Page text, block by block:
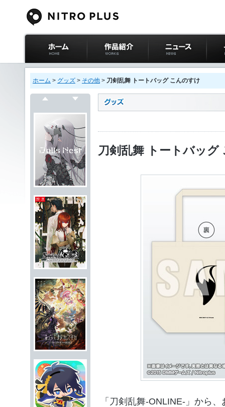
ニトロプラス公式
サイト ホーム
作品紹介 ニュース イベ
ホーム > グッズ > その他 > 刀剣乱舞 トートバッグ こんのすけ
刀剣乱舞 トートバッグ
「刀剣乱舞-ONLINE-」から